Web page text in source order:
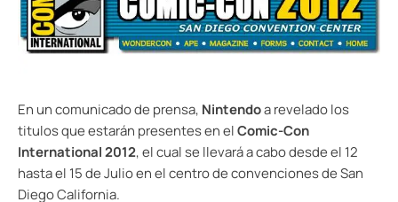
En un comunicado de prensa, Nintendoa revelado los
titulos que estarán presentes en elComic-Con
International 2012, el cual se llevará a cabo desde el 12
hasta el 15 de Julio en el centro de convenciones de San
Diego California.